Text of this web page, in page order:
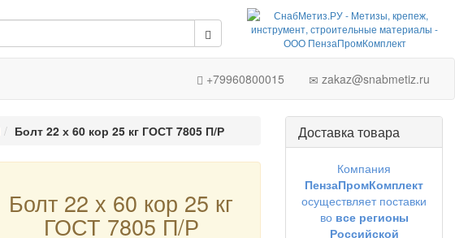
+79960800015 zakaz@snabmetiz.ru
Болт 22 х 60 кор 25 кг ГОСТ 7805 П/Р
Болт 22 х 60 кор 25 кг
ГОСТ 7805 П/Р
Доставка товара
Компания
ПензаПромКомплект
осуществляет поставки
во все регионы
Российской